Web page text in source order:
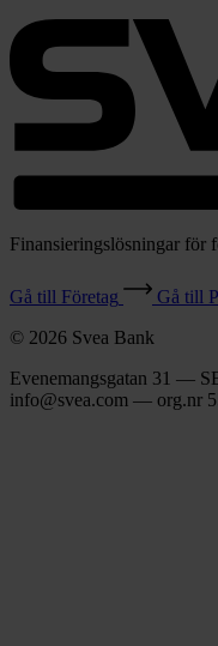
Finansieringslösningar för
Gå till Företag
Gå till
© 2026 Svea Bank
Evenemangsgatan 31 —
info@svea.com — org.nr